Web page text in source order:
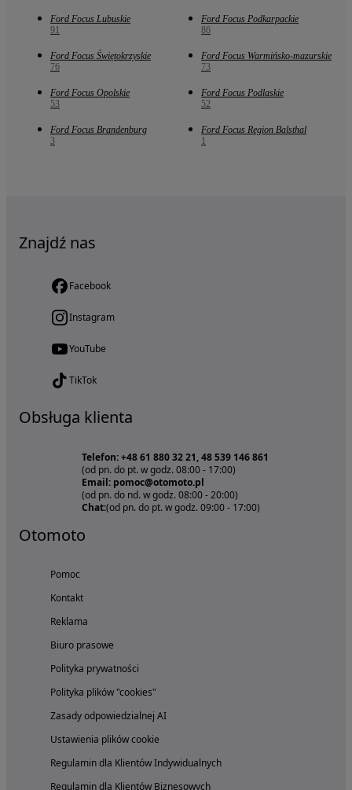
Ford Focus Lubuskie
91
Ford Focus Podkarpackie
86
Ford Focus Świętokrzyskie
76
Ford Focus Warmińsko-mazurskie
73
Ford Focus Opolskie
53
Ford Focus Podlaskie
52
Ford Focus Brandenburg
3
Ford Focus Region Balsthal
1
Znajdź nas
Facebook
Instagram
YouTube
TikTok
Obsługa klienta
Telefon: +48 61 880 32 21, 48 539 146 861
(od pn. do pt. w godz. 08:00 - 17:00)
Email: pomoc@otomoto.pl
(od pn. do nd. w godz. 08:00 - 20:00)
Chat:(od pn. do pt. w godz. 09:00 - 17:00)
Otomoto
Pomoc
Kontakt
Reklama
Biuro prasowe
Polityka prywatności
Polityka plików "cookies"
Zasady odpowiedzialnej AI
Ustawienia plików cookie
Regulamin dla Klientów Indywidualnych
Regulamin dla Klientów Biznesowych